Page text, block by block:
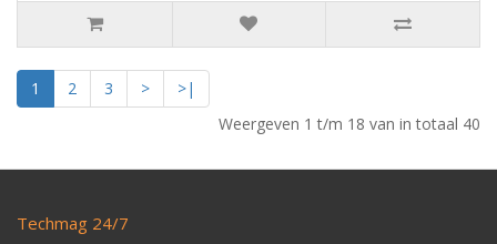
1 2 3 >
>|
Weergeven 1 t/m 18 van in totaal 40
Techmag 24/7